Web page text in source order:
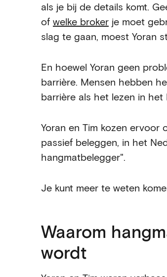
als je bij de details komt.
of welke broker je moet
slag te gaan, moest Yoran
En hoewel Yoran geen
barrière. Mensen hebben
barrière als het lezen in het
Yoran en Tim kozen ervoor
passief beleggen, in het
hangmatbelegger".
Je kunt meer te weten
Waarom
wordt